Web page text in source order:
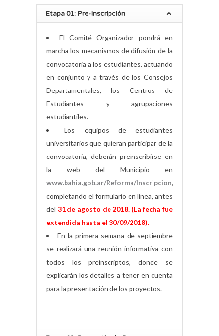
Etapa 01: Pre-Inscripción
El Comité Organizador pondrá en
marcha los mecanismos de difusión de la
convocatoria a los estudiantes, actuando
en conjunto y a través de los Consejos
Departamentales, los Centros de
Estudiantes y agrupaciones
estudiantiles.
Los equipos de estudiantes
universitarios que quieran participar de la
convocatoria, deberán preinscribirse en
la web del Municipio en
www.bahia.gob.ar/Reforma/Inscripcion,
completando el formulario en línea, antes
del 31 de agosto de 2018. (La fecha fue
extendida hasta el 30/09/2018).
En la primera semana de septiembre
se realizará una reunión informativa con
todos los preinscriptos, donde se
explicarán los detalles a tener en cuenta
para la presentación de los proyectos.